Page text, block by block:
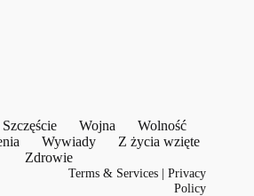
Szczęście Wojna
Wolność
Wywiady
Z życia wzięte
Zdrowie
Terms & Services |Privacy
Policy